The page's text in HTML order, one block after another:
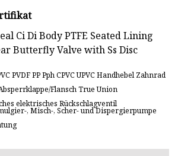
PVDF PP Pph CPVC UPVC Handhebel Zahnrad
Flansch True Union
elektrisches Rückschlagventil
, Misch-, Scher- und Dispergierpumpe